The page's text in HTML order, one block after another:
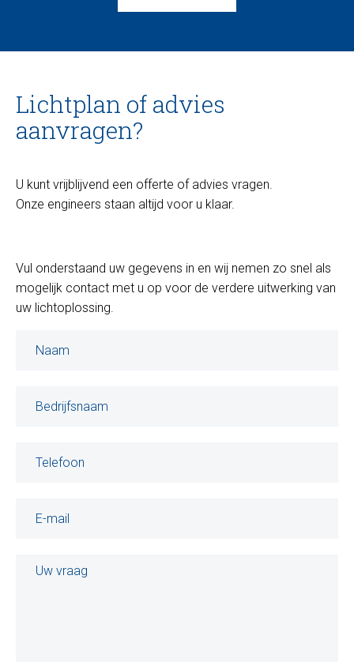
Lichtplan of advies
aanvragen?
U kunt vrijblijvend een offerte of advies vragen.
Onze engineers staan altijd voor u klaar.
Vul onderstaand uw gegevens in en wij nemen zo snel als
mogelijk contact met u op voor de verdere uitwerking van
uw lichtoplossing.